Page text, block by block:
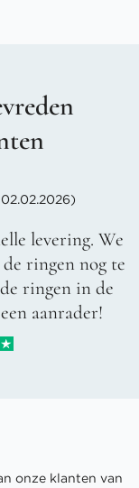
levering. We
ringen nog te
ringen in de
aanrader!
onze klanten van